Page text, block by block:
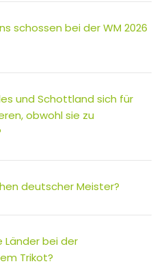
schossen bei der WM 2026
und Schottland sich für
obwohl sie zu
deutscher Meister?
Länder bei der
Trikot?